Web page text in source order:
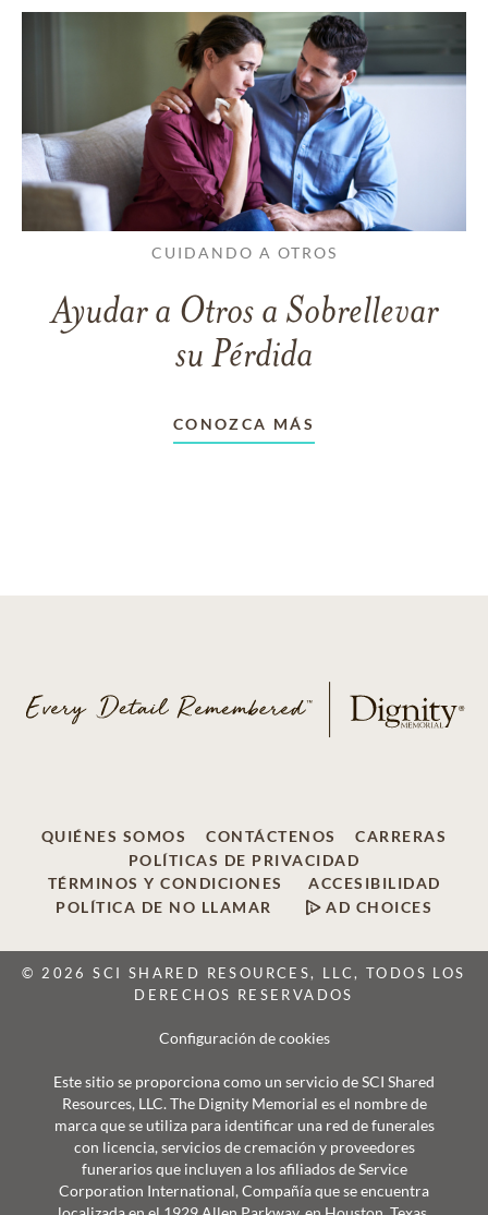
CUIDANDO A OTROS
Ayudar a Otros a Sobrellevar
su Pérdida
CONOZCA MÁS
QUIÉNES SOMOS CONTÁCTENOS
CARRERAS
POLÍTICAS DE PRIVACIDAD
TÉRMINOS Y CONDICIONES
ACCESIBILIDAD
POLÍTICA DE NO LLAMAR
AD CHOICES
© 2026 SCI SHARED RESOURCES, LLC, TODOS LOS
DERECHOS RESERVADOS
Configuración de cookies
Este sitio se proporciona como un servicio de SCI Shared
Resources, LLC. The Dignity Memorial es el nombre de
marca que se utiliza para identificar una red de funerales
con licencia, servicios de cremación y proveedores
funerarios que incluyen a los afiliados de Service
Corporation International, Compañía que se encuentra